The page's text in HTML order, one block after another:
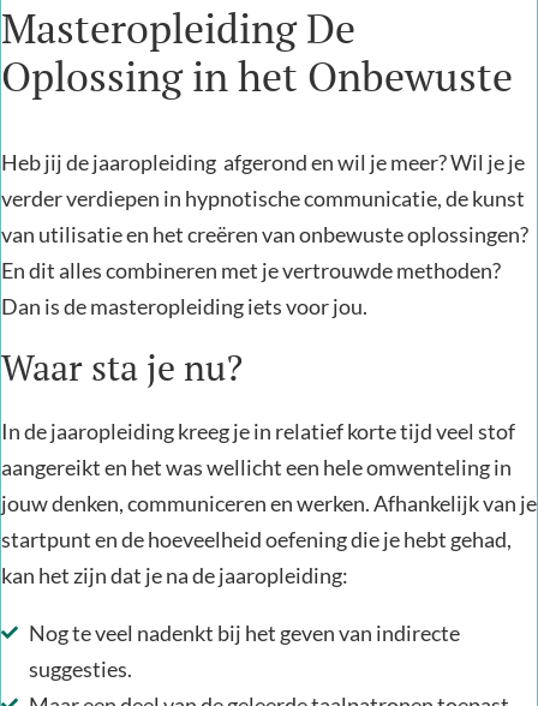
Masteropleiding De
Oplossing in het Onbewuste
Heb jij de jaaropleiding afgerond en wil je meer? Wil je je
verder verdiepen in hypnotische communicatie, de kunst
van utilisatie en het creëren van onbewuste oplossingen?
En dit alles combineren met je vertrouwde methoden?
Dan is de masteropleiding iets voor jou.
Waar sta je nu?
In de jaaropleiding kreeg je in relatief korte tijd veel stof
aangereikt en het was wellicht een hele omwenteling in
jouw denken, communiceren en werken. Afhankelijk van je
startpunt en de hoeveelheid oefening die je hebt gehad,
kan het zijn dat je na de jaaropleiding:
Nog te veel nadenkt bij het geven van indirecte
suggesties.